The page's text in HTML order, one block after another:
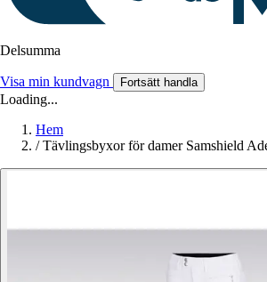
Delsumma
Visa min kundvagn Fortsätt handla
Loading...
Hem
/ Tävlingsbyxor för damer Samshield